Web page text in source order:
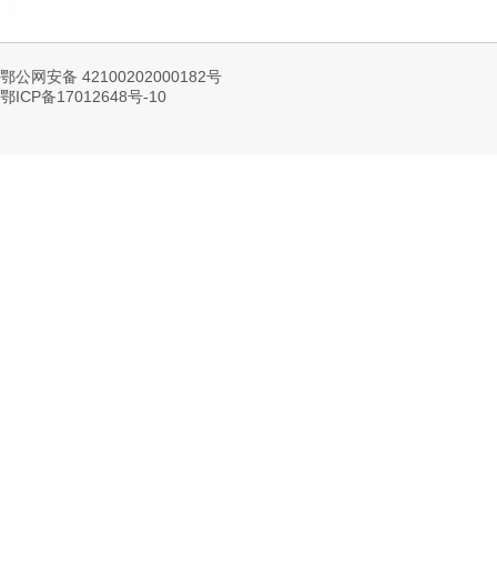
鄂公网安备 42100202000182号
鄂ICP备17012648号-10